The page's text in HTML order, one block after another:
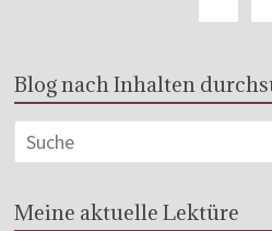
Blog nach Inhalten
Meine aktuelle Lektüre